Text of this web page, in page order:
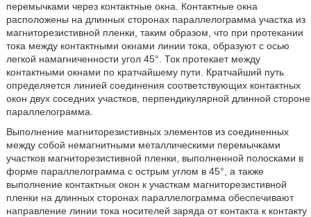
перемычками через контактные окна. Контактные окна
расположены на длинных сторонах параллелограмма участка из
магниторезистивной пленки, таким образом, что при протекании
тока между контактными окнами линии тока, образуют с осью
легкой намагниченности угол 45°. Ток протекает между
контактными окнами по кратчайшему пути. Кратчайший путь
определяется линией соединения соответствующих контактных
окон двух соседних участков, перпендикулярной длинной стороне
параллелограмма.
Выполнение магниторезистивных элементов из соединенных
между собой немагнитными металлическими перемычками
участков магниторезистивной пленки, выполненной полосками в
форме параллелограмма с острым углом в 45°, а также
выполнение контактных окон к участкам магниторезистивной
пленки на длинных сторонах параллелограмма обеспечивают
направление линии тока носителей заряда от контакта к контакту